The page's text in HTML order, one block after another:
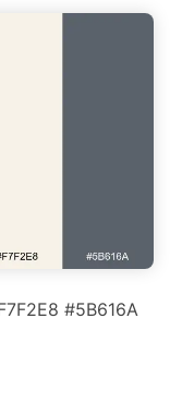
#5B616A